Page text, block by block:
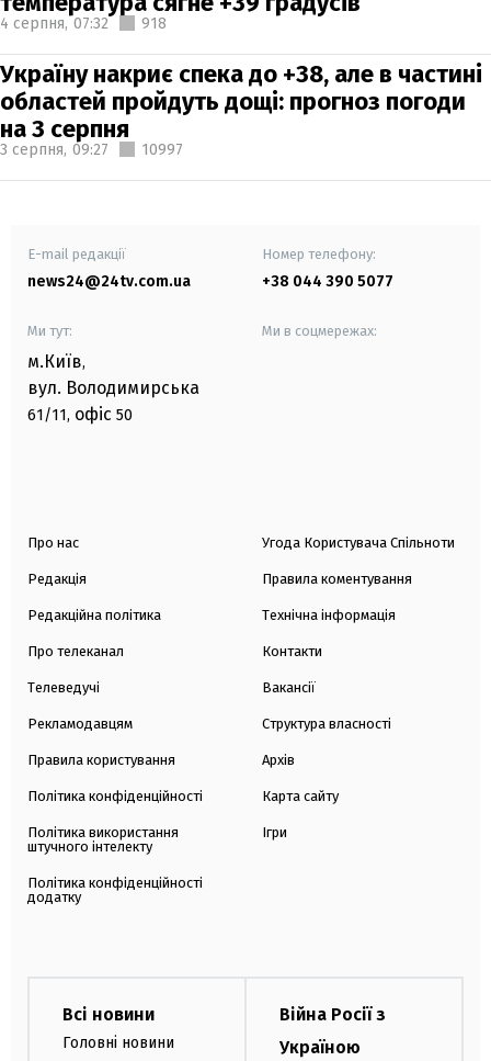
4 серпня, 07:32 918
Україну накриє спека до +38, але в частині
областей пройдуть дощі: прогноз погоди
на 3 серпня
3 серпня, 09:27 10997
E-mail редакції
news24@24tv.com.ua
Номер телефону:
+38 044 390 5077
Ми тут:
м.Київ,
вул. Володимирська
61/11, офіс 50
Ми в соцмережах:
Про нас
Редакція
Редакційна політика
Про телеканал
Телеведучі
Рекламодавцям
Правила користування
Політика конфіденційності
Політика використання
штучного інтелекту
Політика конфіденційності
додатку
Угода Користувача Спільноти
Правила коментування
Технічна інформація
Контакти
Вакансії
Структура власності
Архів
Карта сайту
Ігри
Всі новини
Головні новини
Війна Росії з
Україною